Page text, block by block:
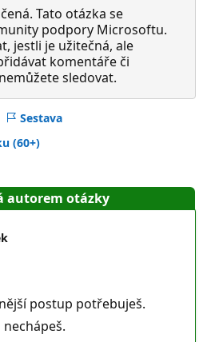
Tato otázka se
podpory Microsoftu.
jestli je užitečná, ale
komentáře či
sledovat.
Sestava
(60+)
autorem otázky
postup potřebuješ.